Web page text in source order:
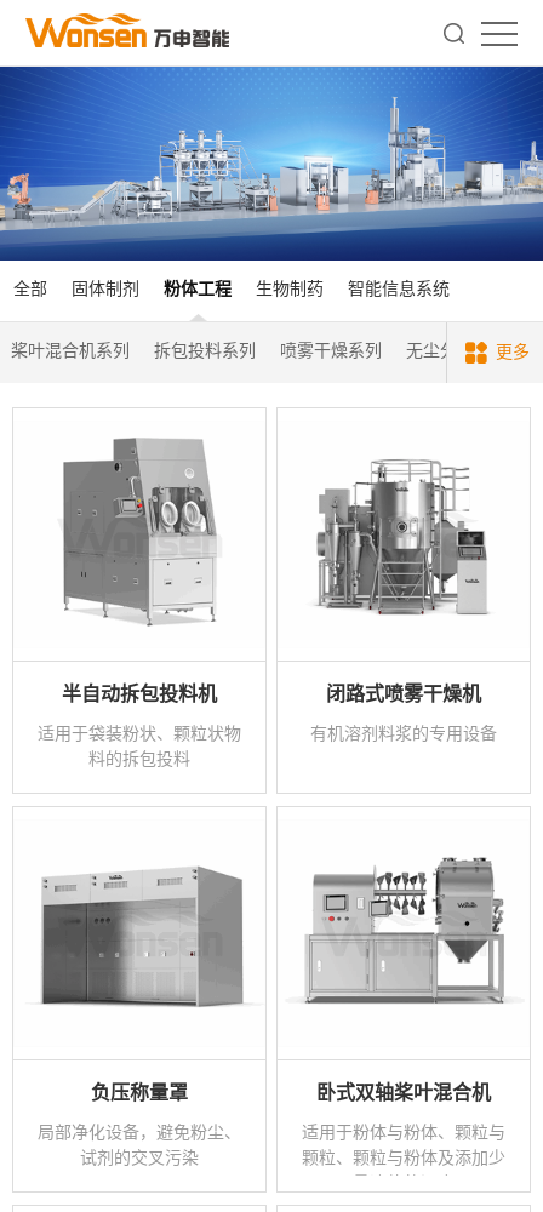
全部 固体制剂 粉体工程 生物制药 智能信息系统
桨叶混合机系列 拆包投料系列 喷雾干燥系列 无尘分装系列更多
半自动拆包投料机
适用于袋装粉状、颗粒状物
料的拆包投料
闭路式喷雾干燥机
有机溶剂料浆的专用设备
负压称量罩
局部净化设备，避免粉尘、
试剂的交叉污染
卧式双轴桨叶混合机
适用于粉体与粉体、颗粒与
颗粒、颗粒与粉体及添加少